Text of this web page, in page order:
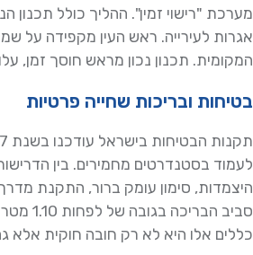
מערכת "רישוי זמין". ההליך כולל
אגרות לעירייה. ראש העין מקפידה על
המקומית. תכנון נכון מראש חוסך זמן,
בטיחות ובריכות שחייה פרטיות
לעמוד בסטנדרטים מחמירים. בין
סביב
כללים אלו היא לא רק חובה חוקית